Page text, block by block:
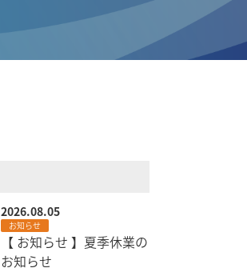
2026.08.05
お知らせ
【 お知らせ 】夏季休業の
お知らせ